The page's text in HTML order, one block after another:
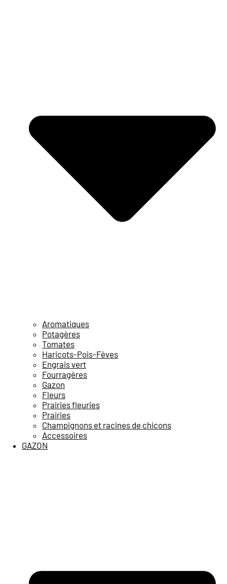
Aromatiques
Potagères
Tomates
Haricots-Pois-Fèves
Engrais vert
Fourragères
Gazon
Fleurs
Prairies fleuries
Prairies
Champignons et racines de chicons
Accessoires
GAZON